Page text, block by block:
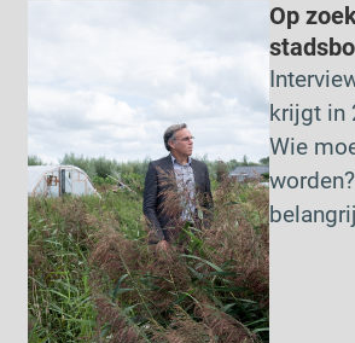
Op
krijgt in
Wie